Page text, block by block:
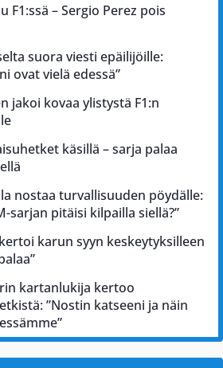
F1:ssä – Sergio Perez pois
suora viesti epäilijöille:
ovat vielä edessä”
jakoi kovaa ylistystä F1:n
käsillä – sarja palaa
nostaa turvallisuuden pöydälle:
sarjan pitäisi kilpailla siellä?”
karun syyn keskeytyksilleen
kartanlukija kertoo
”Nostin katseeni ja näin